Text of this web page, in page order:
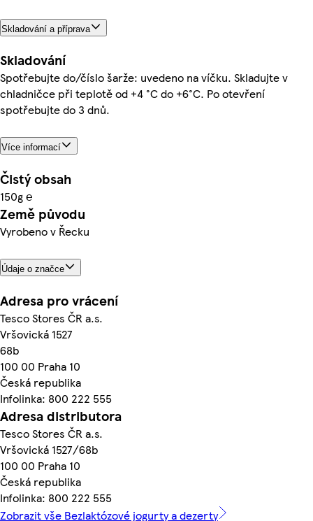
Skladování a příprava
Skladování
Spotřebujte do/číslo šarže: uvedeno na víčku. Skladujte v
chladničce při teplotě od +4 °C do +6°C. Po otevření
spotřebujte do 3 dnů.
Více informací
Čistý obsah
150g ℮
Země původu
Vyrobeno v Řecku
Údaje o značce
Adresa pro vrácení
Tesco Stores ČR a.s.
Vršovická 1527
68b
100 00 Praha 10
Česká republika
Infolinka: 800 222 555
Adresa distributora
Tesco Stores ČR a.s.
Vršovická 1527/68b
100 00 Praha 10
Česká republika
Infolinka: 800 222 555
Zobrazit vše Bezlaktózové jogurty a dezerty